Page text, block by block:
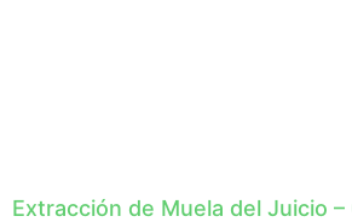
Extracción de Muela del Juicio –